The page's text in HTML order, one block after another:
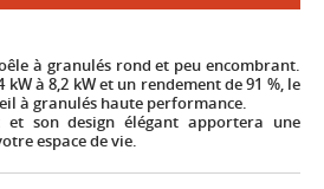
à granulés rond et peu encombrant.
kW à 8,2 kW et un rendement de 91 %, le
à granulés haute performance.
et son design élégant apportera une
espace de vie.